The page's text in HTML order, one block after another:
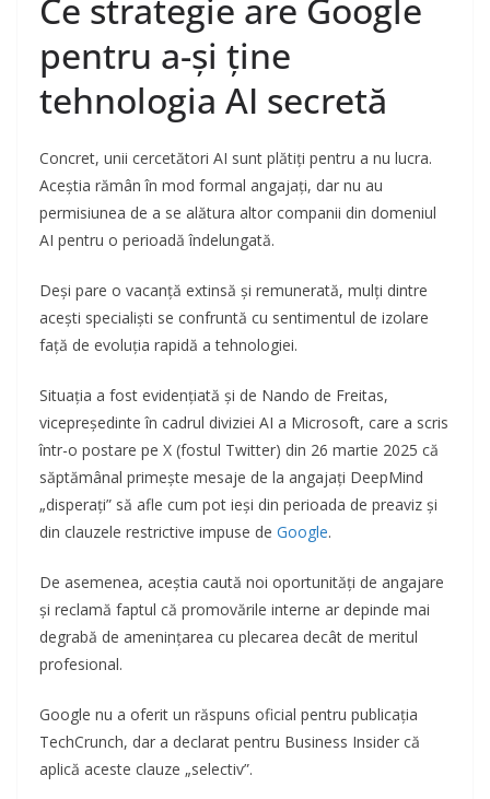
Ce strategie are Google
pentru a-și ține
tehnologia AI secretă
Concret, unii cercetători AI sunt plătiți pentru a nu lucra.
Aceștia rămân în mod formal angajați, dar nu au
permisiunea de a se alătura altor companii din domeniul
AI pentru o perioadă îndelungată.
Deși pare o vacanță extinsă și remunerată, mulți dintre
acești specialiști se confruntă cu sentimentul de izolare
față de evoluția rapidă a tehnologiei.
Situația a fost evidențiată și de Nando de Freitas,
vicepreședinte în cadrul diviziei AI a Microsoft, care a scris
într-o postare pe X (fostul Twitter) din 26 martie 2025 că
săptămânal primește mesaje de la angajați DeepMind
„disperați” să afle cum pot ieși din perioada de preaviz și
din clauzele restrictive impuse de Google.
De asemenea, aceștia caută noi oportunități de angajare
și reclamă faptul că promovările interne ar depinde mai
degrabă de amenințarea cu plecarea decât de meritul
profesional.
Google nu a oferit un răspuns oficial pentru publicația
TechCrunch, dar a declarat pentru Business Insider că
aplică aceste clauze „selectiv”.